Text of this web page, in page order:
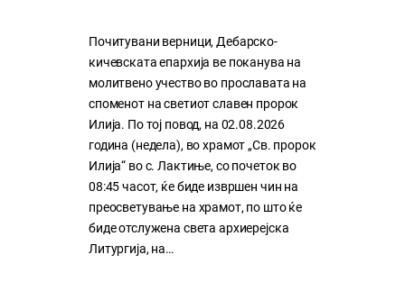
Почитувани верници, Дебарско-
кичевската епархија ве поканува на
молитвено учество во прославата на
споменот на светиот славен пророк
Илија. По тој повод, на 02.08.2026
година (недела), во храмот „Св. пророк
Илија“ во с. Лактиње, со почеток во
08:45 часот, ќе биде извршен чин на
преосветување на храмот, по што ќе
биде отслужена света архиерејска
Литургија, на…